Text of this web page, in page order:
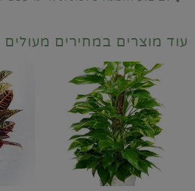
עוד מוצרים במחירים מעולים